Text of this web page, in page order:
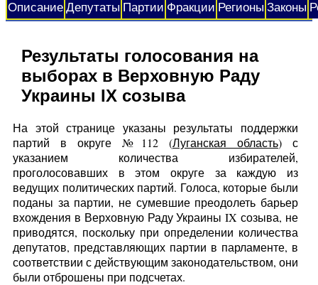
Описание Депутаты Партии Фракции Регионы Законы
Результаты голосования на
выборах в Верховную Раду
Украины IX созыва
На этой странице указаны результаты поддержки
партий в округе №112 (Луганская область) с
указанием количества избирателей,
проголосовавших в этом округе за каждую из
ведущих политических партий. Голоса, которые были
поданы за партии, не сумевшие преодолеть барьер
вхождения в Верховную Раду Украины IX созыва, не
приводятся, поскольку при определении количества
депутатов, представляющих партии в парламенте, в
соответствии с действующим законодательством, они
были отброшены при подсчетах.